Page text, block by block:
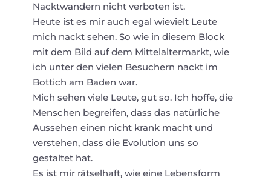
Nacktwandern nicht verboten ist.
Heute ist es mir auch egal wievielt Leute
mich nackt sehen. So wie in diesem Block
mit dem Bild auf dem Mittelaltermarkt, wie
ich unter den vielen Besuchern nackt im
Bottich am Baden war.
Mich sehen viele Leute, gut so. Ich hoffe, die
Menschen begreifen, dass das natürliche
Aussehen einen nicht krank macht und
verstehen, dass die Evolution uns so
gestaltet hat.
Es ist mir rätselhaft, wie eine Lebensform